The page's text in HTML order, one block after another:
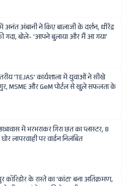
अनंत अंबानी ने किए बालाजी के दर्शन, धीरेंद्र
की गदा, बोले- 'आपने बुलाया और मैं आ गया'
'TEJAS' कार्यशाला में युवाओं ने सीखे
MSME और GeM पोर्टल से खुले सफलता के
में भरभराकर गिरा छत का प्लास्टर, 8
लापरवाही पर वार्डन निलंबित
कॉरिडोर के रास्ते का 'कांटा' बना अतिक्रमण,